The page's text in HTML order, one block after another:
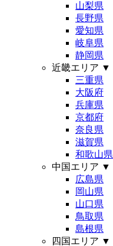
山梨県
長野県
愛知県
岐阜県
静岡県
近畿エリア ▼
三重県
大阪府
兵庫県
京都府
奈良県
滋賀県
和歌山県
中国エリア ▼
広島県
岡山県
山口県
鳥取県
島根県
四国エリア ▼